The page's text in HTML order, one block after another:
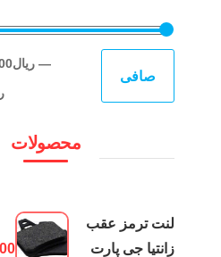
صافی
4,928,800ریال—
محصولات
لنت ترمز عقب
زانتیا جی پارت